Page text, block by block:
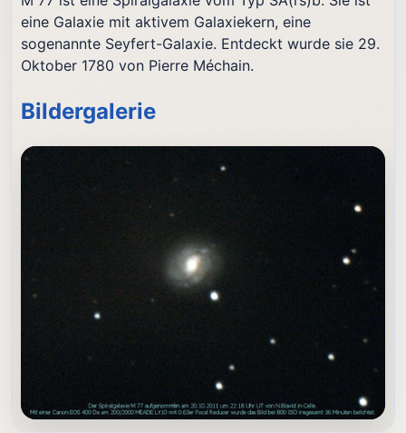
eine Galaxie mit aktivem Galaxiekern, eine
sogenannte Seyfert-Galaxie. Entdeckt wurde sie 29.
Oktober 1780 von Pierre Méchain.
Bildergalerie